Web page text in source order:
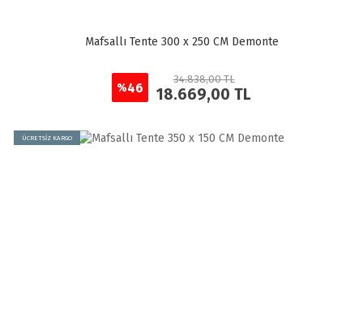
Mafsallı Tente 300 x 250 CM Demonte
%46
34.838,00 TL
18.669,00 TL
ÜCRETSİZ KARGO